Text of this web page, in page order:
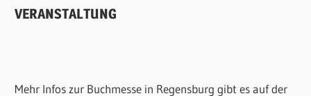
VERANSTALTUNG
Mehr Infos zur Buchmesse in Regensburg gibt es auf der